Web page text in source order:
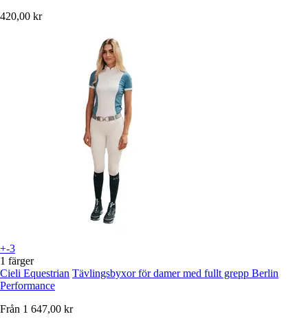
420,00 kr
+-3
1 färger
Cieli Equestrian Tävlingsbyxor för damer med fullt grepp Berlin
Performance
Från 1 647,00 kr